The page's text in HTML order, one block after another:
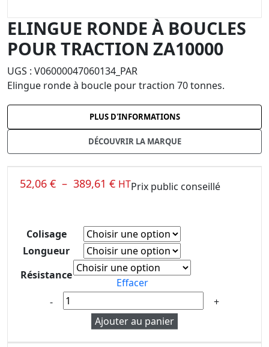
ELINGUE RONDE À BOUCLES
POUR TRACTION ZA10000
UGS : V06000047060134_PAR
Elingue ronde à boucle pour traction 70 tonnes.
PLUS D'INFORMATIONS
DÉCOUVRIR LA MARQUE
52,06 € – 389,61 € HTPrix public conseillé
Colisage
Longueur
Résistance
Effacer
Ajouter au panier